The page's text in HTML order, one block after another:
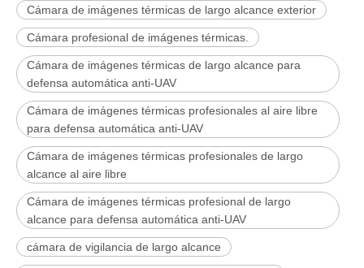
Cámara de imágenes térmicas de largo alcance exterior
Cámara profesional de imágenes térmicas.
Cámara de imágenes térmicas de largo alcance para
defensa automática anti-UAV
Cámara de imágenes térmicas profesionales al aire libre
para defensa automática anti-UAV
Cámara de imágenes térmicas profesionales de largo
alcance al aire libre
Cámara de imágenes térmicas profesional de largo
alcance para defensa automática anti-UAV
cámara de vigilancia de largo alcance